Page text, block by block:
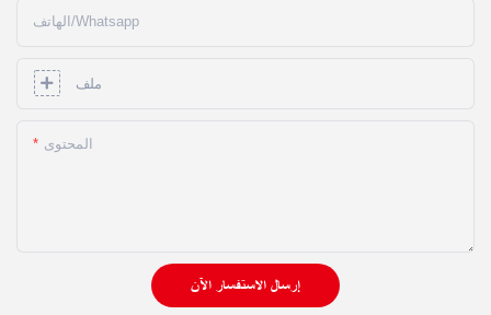
الهاتف/whatsapp
ملف
المحتوى
إرسال الاستفسار الآن